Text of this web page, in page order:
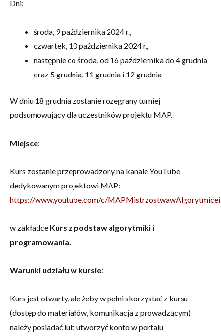
Dni:
środa, 9 października 2024 r.,
czwartek, 10 października 2024 r.,
następnie co środa, od 16 października do 4 grudnia
oraz 5 grudnia, 11 grudnia i 12 grudnia
W dniu 18 grudnia zostanie rozegrany turniej
podsumowujący dla uczestników projektu MAP.
Miejsce:
Kurs zostanie przeprowadzony na kanale YouTube
dedykowanym projektowi MAP:
https://www.youtube.com/c/
w zakładce Kurs z podstaw algorytmiki i
programowania.
Warunki udziału w kursie:
Kurs jest otwarty, ale żeby w pełni skorzystać z kursu
(dostęp do materiałów, komunikacja z prowadzącym)
należy posiadać lub utworzyć konto w portalu